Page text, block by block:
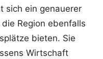
sich ein genauerer
Region ebenfalls
bieten. Sie
Wirtschaft